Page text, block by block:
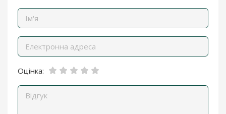
Оцінка: